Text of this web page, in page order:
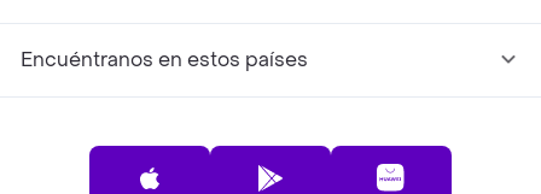
Encuéntranos en estos países